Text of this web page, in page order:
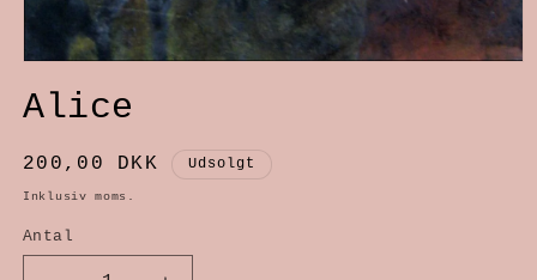
mediet
i
modus
Alice
Normalpris
200,00 DKK Udsolgt
Inklusiv moms.
Antal